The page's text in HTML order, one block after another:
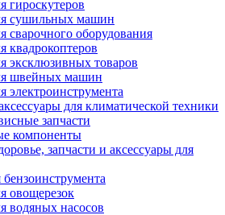
гироскутеров
сушильных машин
сварочного оборудования
квадрокоптеров
эксклюзивных товаров
швейных машин
электроинструмента
для климатической техники
запчасти
компоненты
запчасти и аксессуары для
бензоинструмента
овощерезок
водяных насосов